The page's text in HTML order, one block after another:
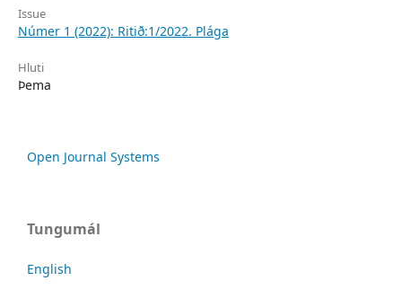
Issue
Númer 1 (2022): Ritið:1/2022. Plága
Hluti
Þema
Open Journal Systems
Tungumál
English